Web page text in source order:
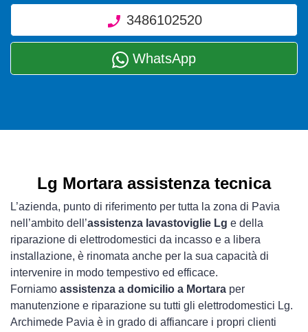
3486102520
WhatsApp
Lg Mortara assistenza tecnica
L’azienda, punto di riferimento per tutta la zona di Pavia
nell’ambito dell’assistenza lavastoviglie Lg e della
riparazione di elettrodomestici da incasso e a libera
installazione, è rinomata anche per la sua capacità di
intervenire in modo tempestivo ed efficace.
Forniamo assistenza a domicilio a Mortara per
manutenzione e riparazione su tutti gli elettrodomestici Lg.
Archimede Pavia è in grado di affiancare i propri clienti